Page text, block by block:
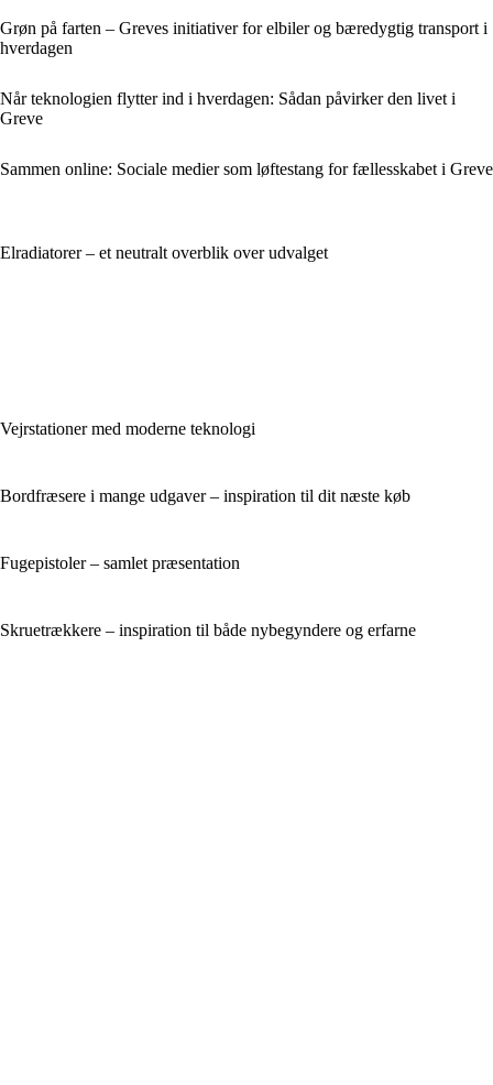
Grøn på farten – Greves initiativer for elbiler og bæredygtig transport i
hverdagen
Når teknologien flytter ind i hverdagen: Sådan påvirker den livet i
Greve
Sammen online: Sociale medier som løftestang for fællesskabet i Greve
Elradiatorer – et neutralt overblik over udvalget
Vejrstationer med moderne teknologi
Bordfræsere i mange udgaver – inspiration til dit næste køb
Fugepistoler – samlet præsentation
Skruetrækkere – inspiration til både nybegyndere og erfarne